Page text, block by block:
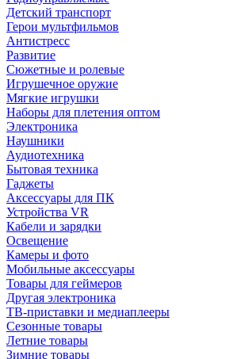
Детский транспорт
Герои мультфильмов
Антистресс
Развитие
Сюжетные и ролевые
Игрушечное оружие
Мягкие игрушки
Наборы для плетения оптом
Электроника
Наушники
Аудиотехника
Бытовая техника
Гаджеты
Аксессуары для ПК
Устройства VR
Кабели и зарядки
Освещение
Камеры и фото
Мобильные аксессуары
Товары для геймеров
Другая электроника
ТВ-приставки и медиаплееры
Сезонные товары
Летние товары
Зимние товары